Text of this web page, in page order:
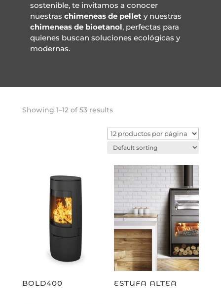
sostenible, te invitamos a conocer
nuestras chimeneas de pellet y nuestras
chimeneas de bioetanol, perfectas para
quienes buscan soluciones ecológicas y
modernas.
Showing 1–12 of 53 results
BOLD400 ESTUFA ALTEA